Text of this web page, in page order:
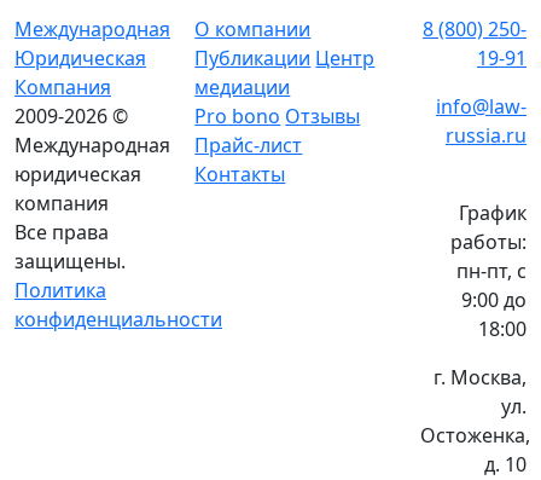
Международная
Юридическая
Компания
2009-2026 ©
Международная
юридическая
компания
Все права
защищены.
Политика
конфиденциальности
О компании
Публикации Центр
медиации
Pro bono Отзывы
Прайс-лист
Контакты
8 (800) 250-
19-91
info@law-
russia.ru
График
работы:
пн-пт, с
9:00 до
18:00
г. Москва,
ул.
Остоженка,
д. 10